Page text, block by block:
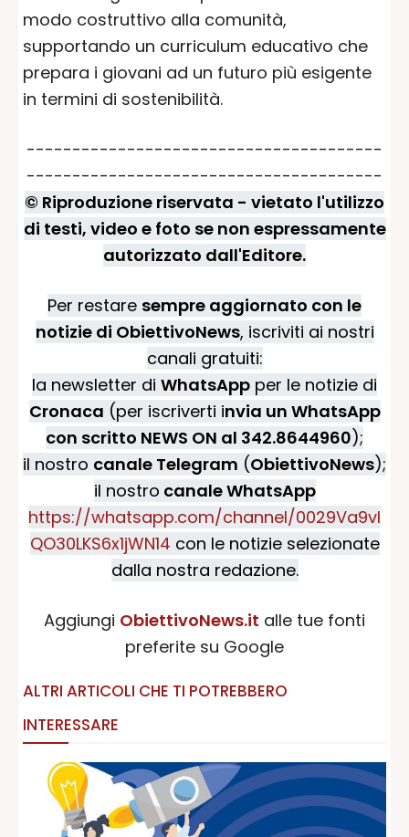
modo costruttivo alla comunità,
supportando un curriculum educativo che
prepara i giovani ad un futuro più esigente
in termini di sostenibilità.
---------------------------------------
---------------------------------------
© Riproduzione riservata - vietato l'utilizzo
di testi, video e foto se non espressamente
autorizzato dall'Editore.
Per restare sempre aggiornato con le
notizie di ObiettivoNews, iscriviti ai nostri
canali gratuiti:
la newsletter di WhatsApp per le notizie di
Cronaca (per iscriverti invia un WhatsApp
con scritto NEWS ON al 342.8644960);
il nostro canale Telegram (ObiettivoNews);
il nostro canale WhatsApp
https://whatsapp.com/channel/0029Va9vI
QO30LKS6x1jWN14 con le notizie selezionate
dalla nostra redazione.
Aggiungi ObiettivoNews.it alle tue fonti
preferite su Google
ALTRI ARTICOLI CHE TI POTREBBERO
INTERESSARE